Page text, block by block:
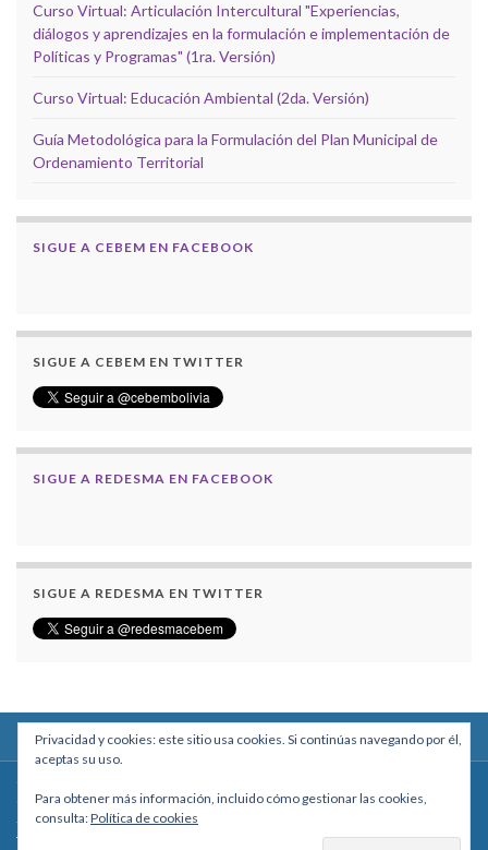
Curso Virtual: Articulación Intercultural "Experiencias,
diálogos y aprendizajes en la formulación e implementación de
Políticas y Programas" (1ra. Versión)
Curso Virtual: Educación Ambiental (2da. Versión)
Guía Metodológica para la Formulación del Plan Municipal de
Ordenamiento Territorial
SIGUE A CEBEM EN FACEBOOK
SIGUE A CEBEM EN TWITTER
SIGUE A REDESMA EN FACEBOOK
SIGUE A REDESMA EN TWITTER
Calle Macario Pinilla # 2588 esq. Av. Arce, Edificio Arcadia, Mezzanine, Of. 101
- La Paz, Bolivia
Teléfono: +591 2431818 - Celular: +591 73027636
Privacidad y cookies: este sitio usa cookies. Si continúas navegando por él,
aceptas su uso.
Para obtener más información, incluido cómo gestionar las cookies,
consulta:Política de cookies